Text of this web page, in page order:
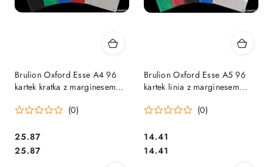
Brulion Oxford Esse A4 96
kartek kratka z marginesem
(0)
Cena:
25.87
Cena:
25.87
Brulion Oxford Esse A5 96
kartek linia z marginesem
(0)
Cena:
14.41
Cena:
14.41